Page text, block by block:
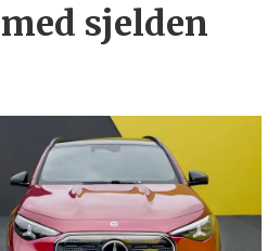
sjelden